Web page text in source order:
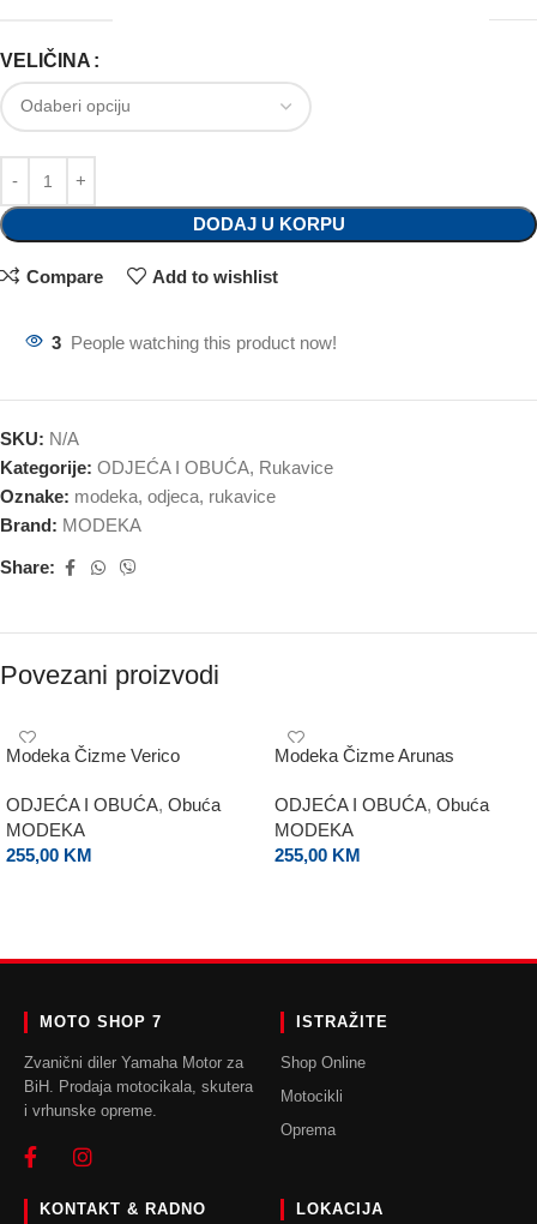
VELIČINA
DODAJ U KORPU
Compare Add to wishlist
3 People watching this product now!
SKU: N/A
Kategorije: ODJEĆA I OBUĆA, Rukavice
Oznake: modeka, odjeca, rukavice
Brand: MODEKA
Share:
Povezani proizvodi
Modeka Čizme Verico
ODJEĆA I OBUĆA, Obuća
MODEKA
255,00 KM
Modeka Čizme Arunas
ODJEĆA I OBUĆA, Obuća
MODEKA
255,00 KM
MOTO SHOP 7
Zvanični diler Yamaha Motor za
BiH. Prodaja motocikala, skutera
i vrhunske opreme.
ISTRAŽITE
Shop Online
Motocikli
Oprema
KONTAKT & RADNO
LOKACIJA